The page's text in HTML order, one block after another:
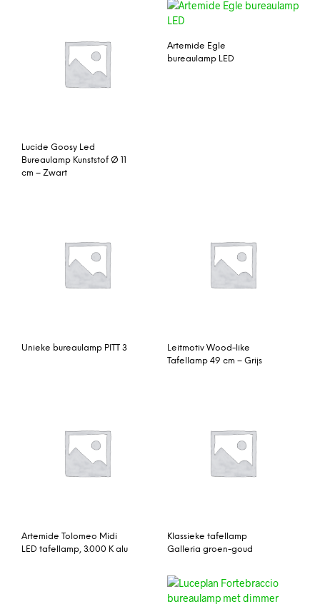
Lucide Goosy Led
Bureaulamp Kunststof Ø 11
cm – Zwart
Artemide Egle
bureaulamp LED
Unieke bureaulamp PITT 3
Leitmotiv Wood-like
Tafellamp 49 cm – Grijs
Artemide Tolomeo Midi
LED tafellamp, 3.000 K alu
Klassieke tafellamp
Galleria groen-goud